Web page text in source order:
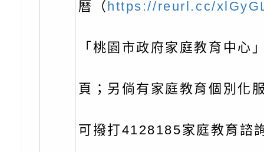
角色驅動的聲音與故
月份公共服務政策溝
台北松山文創園區5
「櫻桃小丸子原作
展」
檢送桃園市政府LED
字稿及LCD託播影（
轉知國立臺灣師範大
知能研習」
字稿
函轉國立臺灣師範大
曆（ https://reurl.cc/
「桃園市政府家庭教育中心
頁；另倘有家庭教育個別化
可撥打4128185家庭教育諮